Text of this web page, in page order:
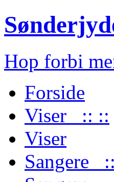
Hop forbi
Forside
Viser :: ::
Viser
Sangere